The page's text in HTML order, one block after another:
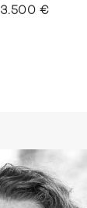
3.500 €